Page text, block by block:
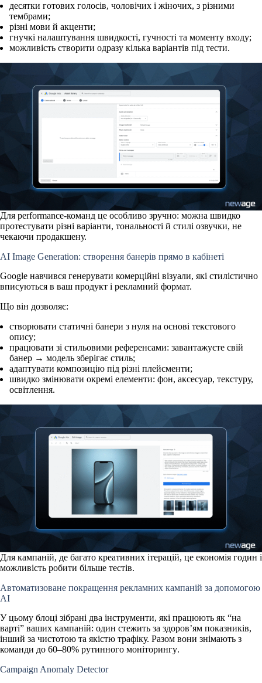
десятки готових голосів, чоловічих і жіночих, з різними
тембрами;
різні мови й акценти;
гнучкі налаштування швидкості, гучності та моменту входу;
можливість створити одразу кілька варіантів під тести.
Для performance-команд це особливо зручно: можна швидко
протестувати різні варіанти, тональності й стилі озвучки, не
чекаючи продакшену.
AI Image Generation: створення банерів прямо в кабінеті
Google навчився генерувати комерційні візуали, які стилістично
вписуються в ваш продукт і рекламний формат.
Що він дозволяє:
створювати статичні банери з нуля на основі текстового
опису;
працювати зі стильовими референсами: завантажуєте свій
банер → модель зберігає стиль;
адаптувати композицію під різні плейсменти;
швидко змінювати окремі елементи: фон, аксесуар, текстуру,
освітлення.
Для кампаній, де багато креативних ітерацій, це економія годин і
можливість робити більше тестів.
Автоматизоване покращення рекламних кампаній за допомогою
AI
У цьому блоці зібрані два інструменти, які працюють як “на
варті” ваших кампаній: один стежить за здоров’ям показників,
інший за чистотою та якістю трафіку. Разом вони знімають з
команди до 60–80% рутинного моніторингу.
Campaign Anomaly Detector